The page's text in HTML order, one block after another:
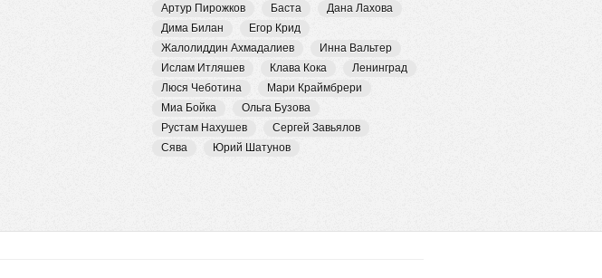
Артур Пирожков
Баста
Дана Лахова
Дима Билан
Егор Крид
Жалолиддин Ахмадалиев
Инна Вальтер
Ислам Итляшев
Клава Кока
Ленинград
Люся Чеботина
Мари Краймбрери
Миа Бойка
Ольга Бузова
Рустам Нахушев
Сергей Завьялов
Сява
Юрий Шатунов